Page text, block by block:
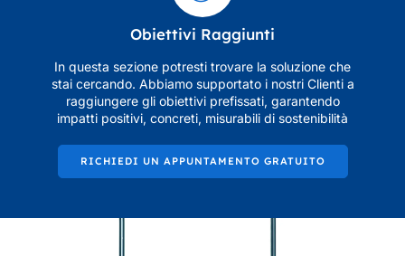
Obiettivi Raggiunti
In questa sezione potresti trovare la soluzione che
stai cercando. Abbiamo supportato i nostri Clienti a
raggiungere gli obiettivi prefissati, garantendo
impatti positivi, concreti, misurabili di sostenibilità
RICHIEDI UN APPUNTAMENTO GRATUITO